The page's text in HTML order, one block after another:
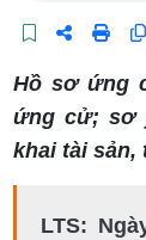
Hồ sơ ứng
ứng cử; sơ
khai tài sản,
LTS: